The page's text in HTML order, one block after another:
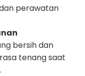
perawatan
bersih dan
tenang saat